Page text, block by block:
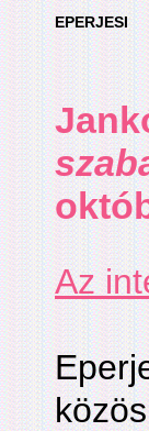
EPERJESI
Az